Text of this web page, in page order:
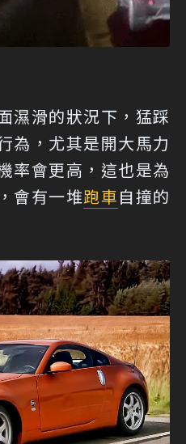
濕滑的狀況下，猛踩
為，尤其是開大馬力
率會更高，這也是為
會有一堆跑車自撞的